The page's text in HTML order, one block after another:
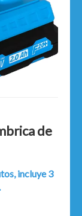
de
incluye 3